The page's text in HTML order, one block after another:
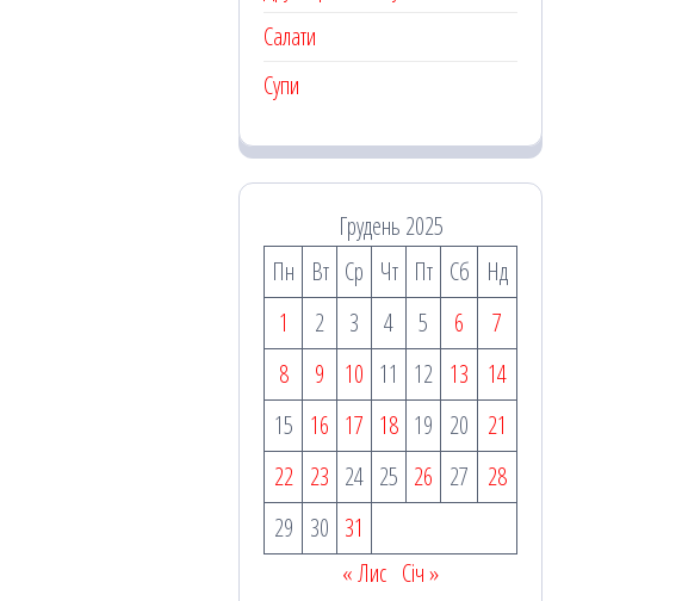
Салати
Супи
Грудень 2025
Пн
Вт Ср Чт Пт Сб
Нд
1
2 3 4 5 6
7
8
9 10 11 12 13
14
15 16 17 18 19 20
21
22 23 24 25 26 27
28
29 30 31
« Лис Січ »